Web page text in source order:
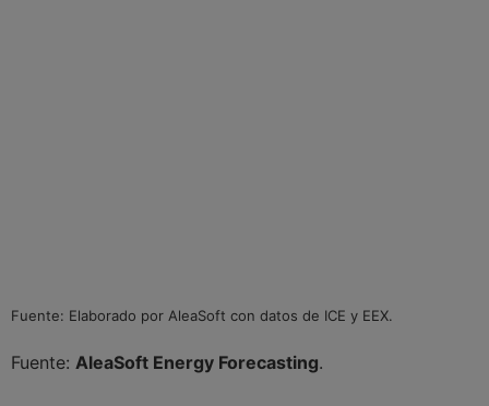
Fuente: Elaborado por AleaSoft con datos de ICE y EEX.
Fuente: AleaSoft Energy Forecasting.